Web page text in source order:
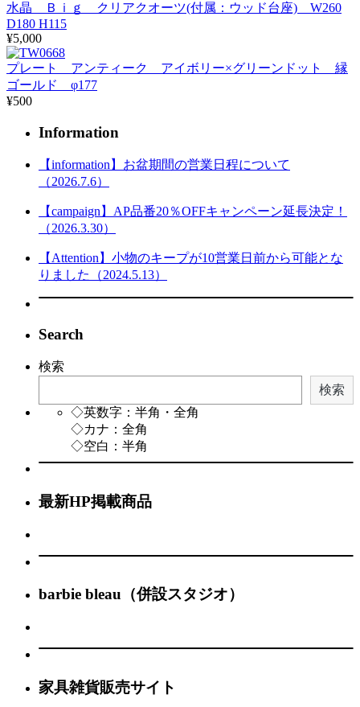
水晶 Ｂｉｇ クリアクオーツ(付属：ウッド台座) W260
D180 H115
¥5,000
プレート アンティーク アイボリー×グリーンドット 縁
ゴールド φ177
¥500
Information
【information】お盆期間の営業日程について
（2026.7.6）
【campaign】AP品番20％OFFキャンペーン延長決定！
（2026.3.30）
【Attention】小物のキープが10営業日前から可能とな
りました（2024.5.13）
Search
検索
検索
◇英数字：半角・全角
◇カナ：全角
◇空白：半角
最新HP掲載商品
barbie bleau（併設スタジオ）
家具雑貨販売サイト